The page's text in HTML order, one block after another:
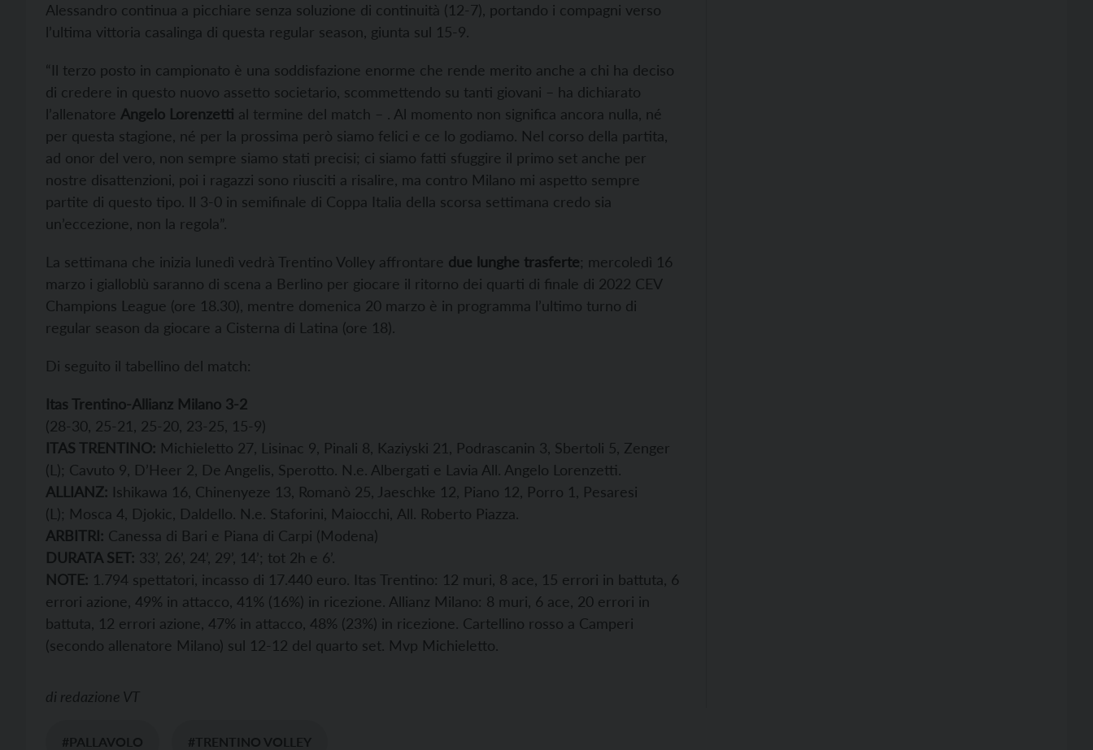
Alessandro continua a picchiare senza soluzione di continuità (12-7), portando i compagni verso
l’ultima vittoria casalinga di questa regular season, giunta sul 15-9.
“Il terzo posto in campionato è una soddisfazione enorme che rende merito anche a chi ha deciso
di credere in questo nuovo assetto societario, scommettendo su tanti giovani – ha dichiarato
l’allenatore Angelo Lorenzetti al termine del match – . Al momento non significa ancora nulla, né
per questa stagione, né per la prossima però siamo felici e ce lo godiamo. Nel corso della partita,
ad onor del vero, non sempre siamo stati precisi; ci siamo fatti sfuggire il primo set anche per
nostre disattenzioni, poi i ragazzi sono riusciti a risalire, ma contro Milano mi aspetto sempre
partite di questo tipo. Il 3-0 in semifinale di Coppa Italia della scorsa settimana credo sia
un’eccezione, non la regola”.
La settimana che inizia lunedì vedrà Trentino Volley affrontare due lunghe trasferte; mercoledì 16
marzo i gialloblù saranno di scena a Berlino per giocare il ritorno dei quarti di finale di 2022 CEV
Champions League (ore 18.30), mentre domenica 20 marzo è in programma l’ultimo turno di
regular season da giocare a Cisterna di Latina (ore 18).
Di seguito il tabellino del match:
Itas Trentino-Allianz Milano 3-2
(28-30, 25-21, 25-20, 23-25, 15-9)
ITAS TRENTINO: Michieletto 27, Lisinac 9, Pinali 8, Kaziyski 21, Podrascanin 3, Sbertoli 5, Zenger
(L); Cavuto 9, D’Heer 2, De Angelis, Sperotto. N.e. Albergati e Lavia All. Angelo Lorenzetti.
ALLIANZ: Ishikawa 16, Chinenyeze 13, Romanò 25, Jaeschke 12, Piano 12, Porro 1, Pesaresi
(L); Mosca 4, Djokic, Daldello. N.e. Staforini, Maiocchi, All. Roberto Piazza.
ARBITRI: Canessa di Bari e Piana di Carpi (Modena)
DURATA SET: 33’, 26’, 24’, 29’, 14’; tot 2h e 6’.
NOTE: 1.794 spettatori, incasso di 17.440 euro. Itas Trentino: 12 muri, 8 ace, 15 errori in battuta, 6
errori azione, 49% in attacco, 41% (16%) in ricezione. Allianz Milano: 8 muri, 6 ace, 20 errori in
battuta, 12 errori azione, 47% in attacco, 48% (23%) in ricezione. Cartellino rosso a Camperi
(secondo allenatore Milano) sul 12-12 del quarto set. Mvp Michieletto.
di redazione VT
#PALLAVOLO #TRENTINO VOLLEY